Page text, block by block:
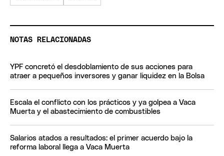
NOTAS RELACIONADAS
YPF concretó el desdoblamiento de sus acciones para
atraer a pequeños inversores y ganar liquidez en la Bolsa
Escala el conflicto con los prácticos y ya golpea a Vaca
Muerta y el abastecimiento de combustibles
Salarios atados a resultados: el primer acuerdo bajo la
reforma laboral llega a Vaca Muerta